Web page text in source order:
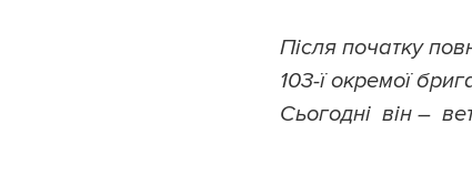
Після початку
103-ї окремої
Сьогодні він –